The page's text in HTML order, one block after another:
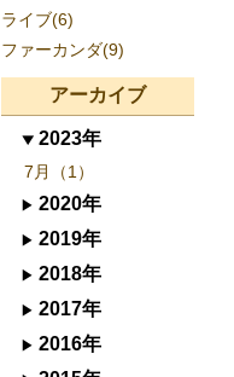
ライブ(6)
ファーカンダ(9)
アーカイブ
2023年
7月（1）
2020年
2019年
2018年
2017年
2016年